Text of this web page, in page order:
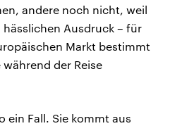
andere noch nicht, weil
Ausdruck – für
Markt bestimmt
der Reise
ein Fall. Sie kommt aus